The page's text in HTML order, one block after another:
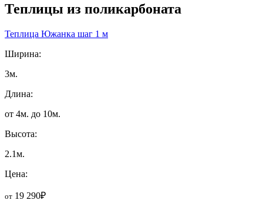
Теплицы из поликарбоната
Теплица Южанка шаг 1 м
Ширина:
3м.
Длина:
от 4м. до 10м.
Высота:
2.1м.
Цена:
от 19 290₽